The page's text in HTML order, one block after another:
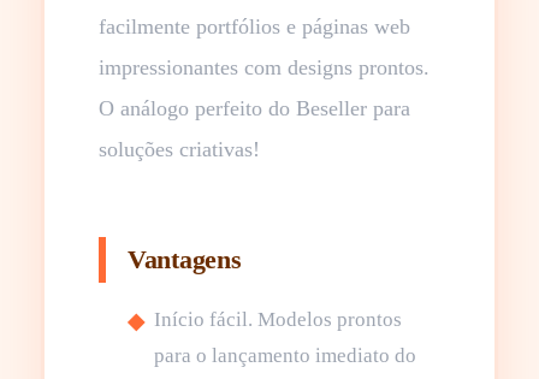
facilmente portfólios e páginas web
impressionantes com designs prontos.
O análogo perfeito do Beseller para
soluções criativas!
Vantagens
Início fácil. Modelos prontos
para o lançamento imediato do